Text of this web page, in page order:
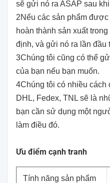
sẽ gửi nó ra ASAP sau
2Nếu các sản phẩm
hoàn thành sản xuất
định, và gửi nó ra lần đầu
3Chúng tôi cũng có thể
của bạn nếu bạn muốn.
4Chúng tôi có nhiều
DHL, Fedex, TNL sẽ là
bạn cần sử dụng một
làm điều đó.
Ưu điểm cạnh tranh
Tính năng sản phẩm